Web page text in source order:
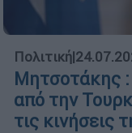
Πολιτική|
Μητσοτάκης :
από την
τις κινήσεις